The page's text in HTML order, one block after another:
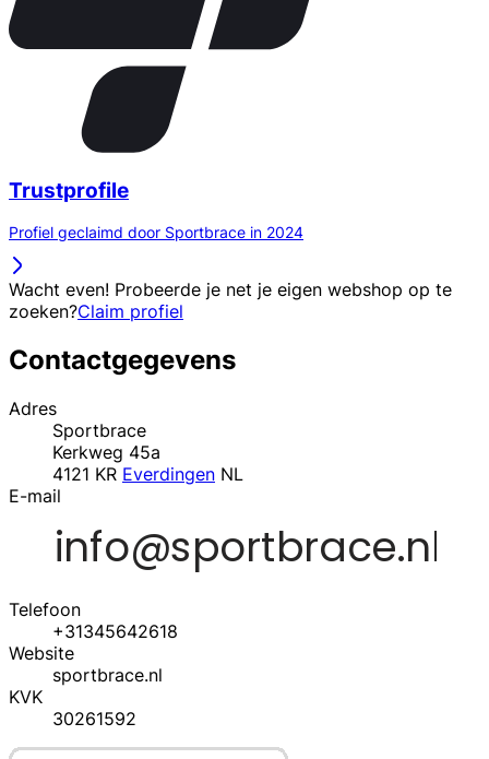
Trustprofile
Profiel geclaimd door Sportbrace in 2024
Wacht even! Probeerde je net je eigen webshop op te
zoeken?Claim profiel
Contactgegevens
Adres
Sportbrace
Kerkweg 45a
4121 KR Everdingen NL
E-mail
Telefoon
+31345642618
Website
sportbrace.nl
KVK
30261592